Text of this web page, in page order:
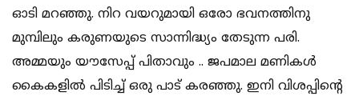
ഓടി മറഞ്ഞു. നിറ വയറുമായി ഒരോ ഭവനത്തിനു
മുമ്പിലും കരുണയുടെ സാന്നിദ്ധ്യം തേടുന്ന പരി.
അമ്മയും യൗസേപ്പ് പിതാവും .. ജപമാല മണികൾ
കൈകളിൽ പിടിച്ച് ഒരു പാട് കരഞ്ഞു. ഇനി വിശപ്പിന്റെ